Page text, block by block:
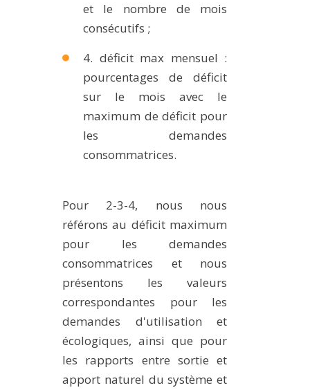
et le nombre de mois
consécutifs ;
4. déficit max mensuel :
pourcentages de déficit
sur le mois avec le
maximum de déficit pour
les demandes
consommatrices.
Pour 2-3-4, nous nous
référons au déficit maximum
pour les demandes
consommatrices et nous
présentons les valeurs
correspondantes pour les
demandes d'utilisation et
écologiques, ainsi que pour
les rapports entre sortie et
apport naturel du système et